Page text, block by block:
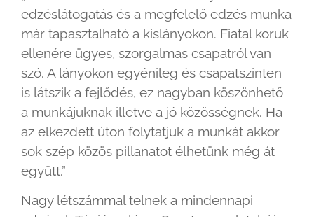
edzéslátogatás és a megfelelő edzés munka
már tapasztalható a kislányokon. Fiatal koruk
ellenére ügyes, szorgalmas csapatról van
szó. A lányokon egyénileg és csapatszinten
is látszik a fejlődés, ez nagyban köszönhető
a munkájuknak illetve a jó közösségnek. Ha
az elkezdett úton folytatjuk a munkát akkor
sok szép közös pillanatot élhetünk még át
együtt.”
Nagy létszámmal telnek a mindennapi